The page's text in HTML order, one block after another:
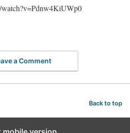
a Comment
Back to top